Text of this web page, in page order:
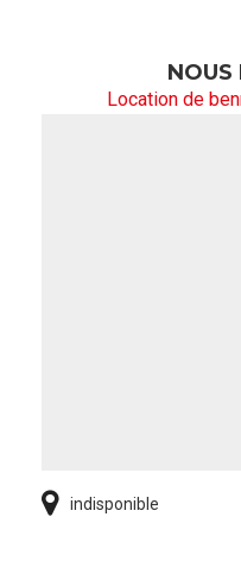
NOUS
Location de
indisponible